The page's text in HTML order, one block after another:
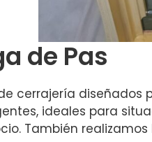
de Pas
cerrajería
ideales para
También